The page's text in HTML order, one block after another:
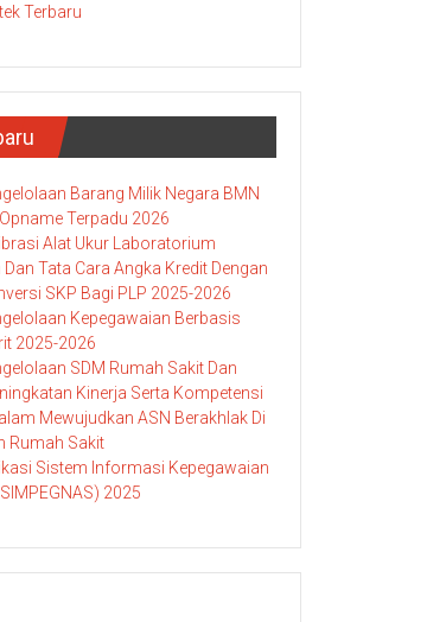
Terbaru
Barang Milik Negara BMN
Terpadu 2026
Alat Ukur Laboratorium
Tata Cara Angka Kredit Dengan
SKP Bagi PLP 2025-2026
Kepegawaian Berbasis
2025-2026
SDM Rumah Sakit Dan
Kinerja Serta Kompetensi
Mewujudkan ASN Berakhlak Di
Rumah Sakit
Sistem Informasi Kepegawaian
2025